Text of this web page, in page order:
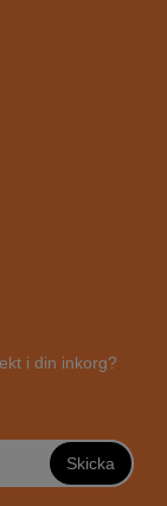
i din inkorg?
Skicka